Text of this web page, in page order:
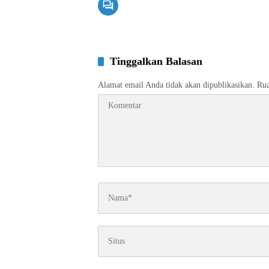
Tinggalkan Balasan
Alamat email Anda tidak akan dipublikasikan.